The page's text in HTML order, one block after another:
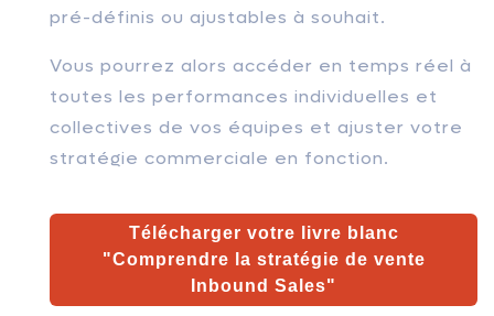
pré-définis ou ajustables à souhait.
Vous pourrez alors accéder en temps réel à
toutes les performances individuelles et
collectives de vos équipes et ajuster votre
stratégie commerciale en fonction.
Télécharger votre livre blanc
"Comprendre la stratégie de vente
Inbound Sales"